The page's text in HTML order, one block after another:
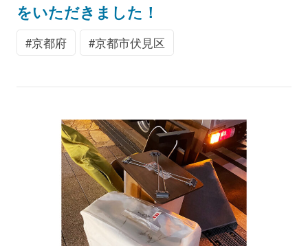
をいただきました！
京都府 京都市伏見区